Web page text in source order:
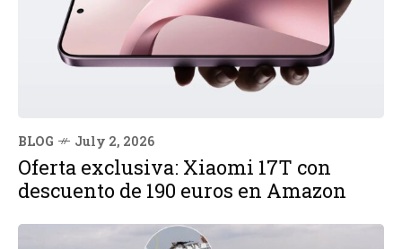
BLOG July 2, 2026
Oferta exclusiva: Xiaomi 17T con
descuento de 190 euros en Amazon